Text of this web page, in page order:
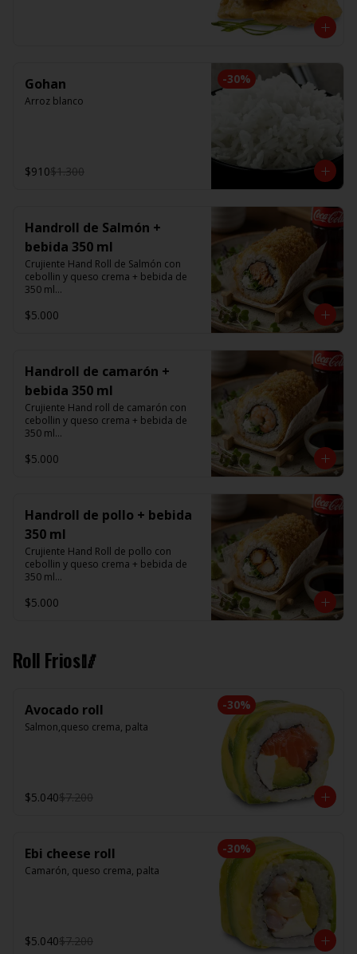
-30%
Gohan
Arroz blanco
$910$1.300
Handroll de Salmón +
bebida 350 ml
Crujiente Hand Roll de Salmón con
cebollin y queso crema + bebida de
350 ml
Promoción valida de Lunes a viernes
$5.000
Handroll de camarón +
bebida 350 ml
Crujiente Hand roll de camarón con
cebollin y queso crema + bebida de
350 ml
Promoción valida de Lunes a viernes
$5.000
Handroll de pollo + bebida
350 ml
Crujiente Hand Roll de pollo con
cebollin y queso crema + bebida de
350 ml
Promoción valida de Lunes a viernes
$5.000
Roll Frios🥢
-30%
Avocado roll
Salmon,queso crema, palta
$5.040$7.200
-30%
Ebi cheese roll
Camarón, queso crema, palta
$5.040$7.200